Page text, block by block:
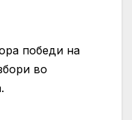
победи на
во